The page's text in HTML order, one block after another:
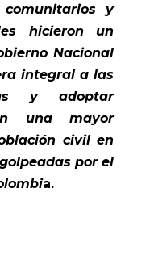
y
hicieron un
Nacional
integral a las
y adoptar
una mayor
civil en
por el
a.